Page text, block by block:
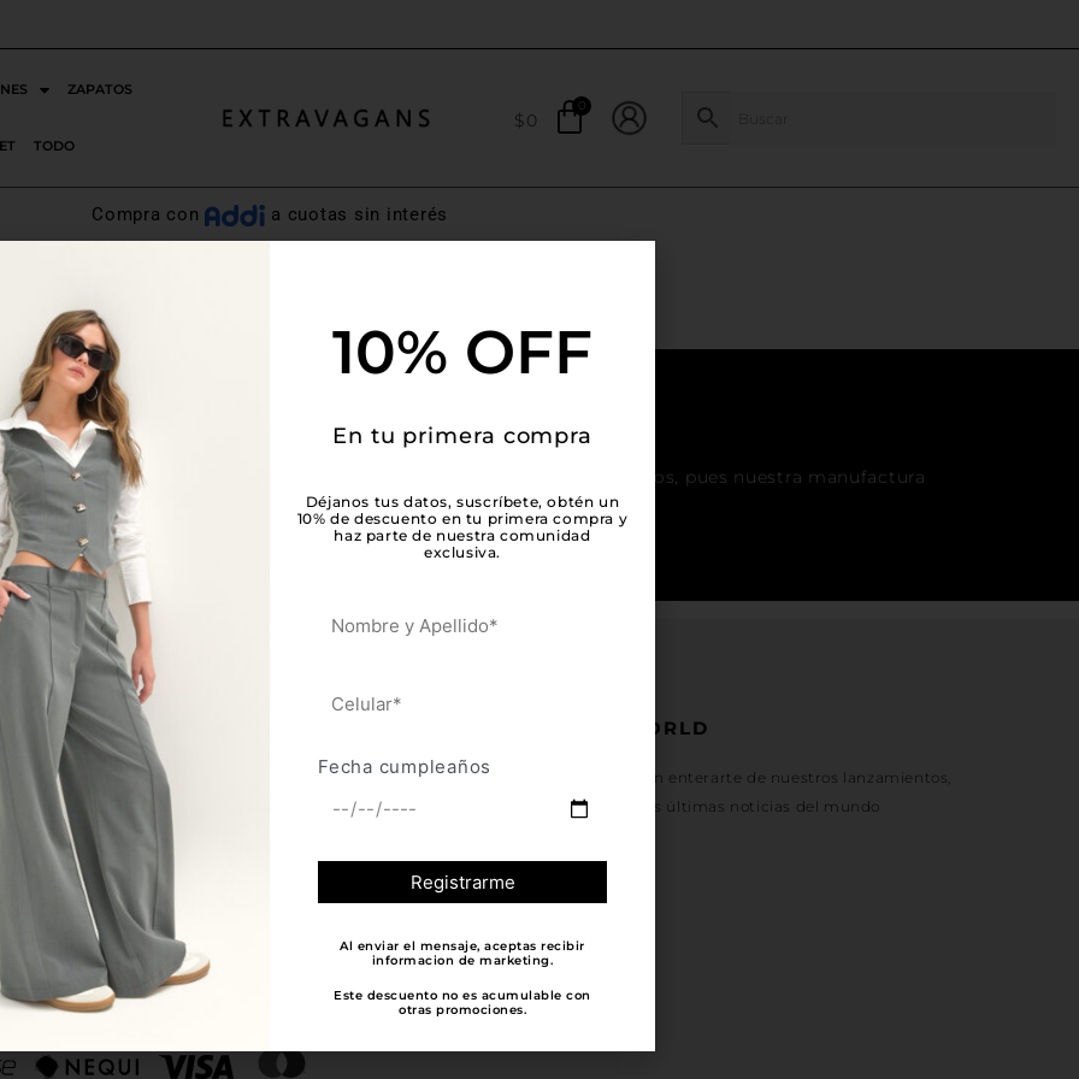
ZAPATOS
TODO
$0
Compra con a cuotas sin interés
APOYA LO LOCAL
Al comprar nuestras prendas apoyas a muchos otros micro empresarios, pues nuestra manufactura
es 100% colombiana, ¡Mil mil gracias por elegir la industria Nacional!
de datos
de cookies
de
y
CONTÁCTANOS
extravagans.info@gmail.com
hola@extravagans.com.co
+57 3114472347
Bogotá, Colombia
#EXTRAVAGANSWORLD
Regístrate y sé el primero en enterarte de nuestros lanzamientos,
promociones exclusivas y las últimas noticias del mundo
10% OFF
En tu primera compra
Déjanos tus datos, suscríbete, obtén un
10% de descuento en tu primera compra y
haz parte de nuestra comunidad
exclusiva.
Fecha cumpleaños
Al enviar el mensaje, aceptas recibir
informacion de marketing.
Este descuento no es acumulable con
otras promociones.